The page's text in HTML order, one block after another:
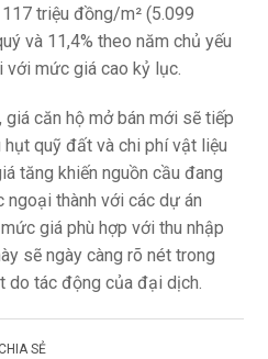
triệu đồng/m² (5.099
và 11,4% theo năm chủ yếu
với mức giá cao kỷ lục.
căn hộ mở bán mới sẽ tiếp
quỹ đất và chi phí vật liệu
tăng khiến nguồn cầu đang
ngoại thành với các dự án
giá phù hợp với thu nhập
sẽ ngày càng rõ nét trong
do tác động của đại dịch.
CHIA SẺ